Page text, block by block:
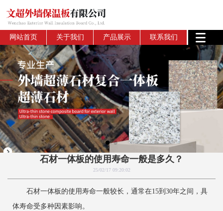
网站首页 关于我们 产品展示 联系我们
石材一体板的使用寿命一般是多久？
25/02/17 09:20:02
石材一体板的使用寿命一般较长，通常在15到30年之间，具
体寿命受多种因素影响。